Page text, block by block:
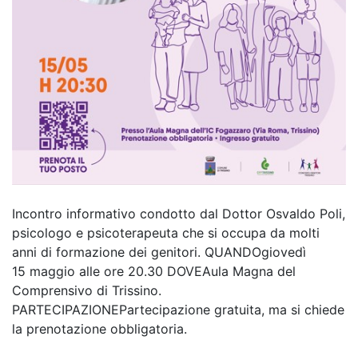
Incontro informativo condotto dal Dottor Osvaldo Poli,
psicologo e psicoterapeuta che si occupa da molti
anni di formazione dei genitori. QUANDOgiovedì
15 maggio alle ore 20.30 DOVEAula Magna del
Comprensivo di Trissino.
PARTECIPAZIONEPartecipazione gratuita, ma si chiede
la prenotazione obbligatoria.